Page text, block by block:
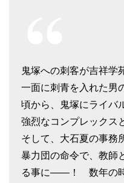
鬼塚への刺客が吉祥
一面に刺青を入れた男
頃から、鬼塚にライバ
強烈なコンプレックス
そして、大石夏の事務
暴力団の命令で、教師
る事に――！ 数年の時